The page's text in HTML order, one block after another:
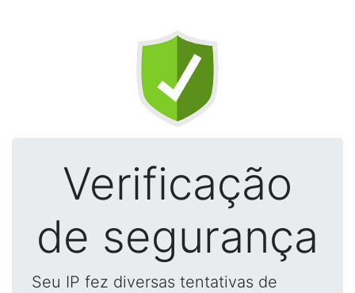
Verificação
de segurança
Seu IP fez diversas tentativas de